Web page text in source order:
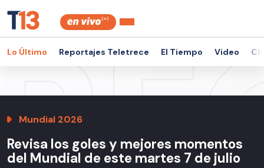
Lo Último Reportajes Teletrece El Tiempo Video
Mundial 2026
Revisa los goles y mejores momentos
del Mundial de este martes 7 de julio